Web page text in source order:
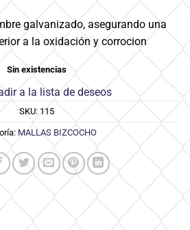
galvanizado, asegurando una
a la oxidación y corrocion
Sin existencias
a la lista de deseos
SKU: 115
MALLAS BIZCOCHO